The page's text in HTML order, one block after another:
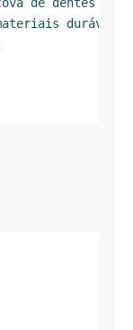
duráveis